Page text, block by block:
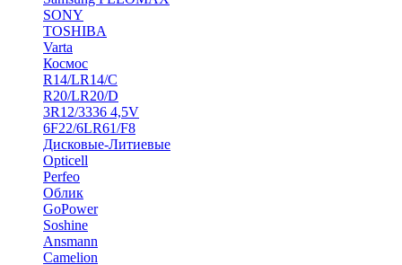
SONY
TOSHIBA
Varta
Космос
R14/LR14/C
R20/LR20/D
3R12/3336 4,5V
6F22/6LR61/F8
Дисковые-Литиевые
Opticell
Perfeo
Облик
GoPower
Soshine
Ansmann
Camelion